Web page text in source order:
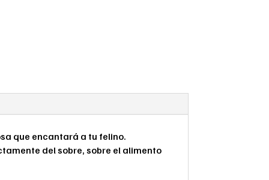
que encantará a tu felino.
del sobre, sobre el alimento